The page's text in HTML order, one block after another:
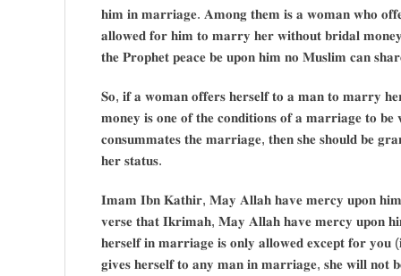
𝐡𝐢𝐦 𝐢𝐧 𝐦𝐚𝐫𝐫𝐢𝐚𝐠𝐞. 𝐀𝐦𝐨𝐧𝐠 𝐭𝐡𝐞𝐦 𝐢𝐬 𝐚 𝐰𝐨𝐦𝐚𝐧 𝐰𝐡𝐨
𝐚𝐥𝐥𝐨𝐰𝐞𝐝 𝐟𝐨𝐫 𝐡𝐢𝐦 𝐭𝐨 𝐦𝐚𝐫𝐫𝐲 𝐡𝐞𝐫 𝐰𝐢𝐭𝐡𝐨𝐮𝐭 𝐛𝐫𝐢𝐝𝐚𝐥
𝐭𝐡𝐞 𝐏𝐫𝐨𝐩𝐡𝐞𝐭 𝐩𝐞𝐚𝐜𝐞 𝐛𝐞 𝐮𝐩𝐨𝐧 𝐡𝐢𝐦 𝐧𝐨 𝐌𝐮𝐬𝐥𝐢𝐦 𝐜𝐚𝐧
𝐒𝐨, 𝐢𝐟 𝐚 𝐰𝐨𝐦𝐚𝐧 𝐨𝐟𝐟𝐞𝐫𝐬 𝐡𝐞𝐫𝐬𝐞𝐥𝐟 𝐭𝐨 𝐚 𝐦𝐚𝐧 𝐭𝐨 𝐦𝐚𝐫𝐫𝐲 𝐡𝐞𝐫
𝐦𝐨𝐧𝐞𝐲 𝐢𝐬 𝐨𝐧𝐞 𝐨𝐟 𝐭𝐡𝐞 𝐜𝐨𝐧𝐝𝐢𝐭𝐢𝐨𝐧𝐬 𝐨𝐟 𝐚 𝐦𝐚𝐫𝐫𝐢𝐚𝐠𝐞 𝐭𝐨
𝐜𝐨𝐧𝐬𝐮𝐦𝐦𝐚𝐭𝐞𝐬 𝐭𝐡𝐞 𝐦𝐚𝐫𝐫𝐢𝐚𝐠𝐞, 𝐭𝐡𝐞𝐧 𝐬𝐡𝐞 𝐬𝐡𝐨𝐮𝐥𝐝 𝐛𝐞
𝐡𝐞𝐫 𝐬𝐭𝐚𝐭𝐮𝐬.
𝐈𝐦𝐚𝐦 𝐈𝐛𝐧 𝐊𝐚𝐭𝐡𝐢𝐫, 𝐌𝐚𝐲 𝐀𝐥𝐥𝐚𝐡 𝐡𝐚𝐯𝐞 𝐦𝐞𝐫𝐜𝐲 𝐮𝐩𝐨𝐧 𝐡𝐢𝐦,
𝐯𝐞𝐫𝐬𝐞 𝐭𝐡𝐚𝐭 𝐈𝐤𝐫𝐢𝐦𝐚𝐡, 𝐌𝐚𝐲 𝐀𝐥𝐥𝐚𝐡 𝐡𝐚𝐯𝐞 𝐦𝐞𝐫𝐜𝐲 𝐮𝐩𝐨𝐧
𝐡𝐞𝐫𝐬𝐞𝐥𝐟 𝐢𝐧 𝐦𝐚𝐫𝐫𝐢𝐚𝐠𝐞 𝐢𝐬 𝐨𝐧𝐥𝐲 𝐚𝐥𝐥𝐨𝐰𝐞𝐝 𝐞𝐱𝐜𝐞𝐩𝐭 𝐟𝐨𝐫
𝐠𝐢𝐯𝐞𝐬 𝐡𝐞𝐫𝐬𝐞𝐥𝐟 𝐭𝐨 𝐚𝐧𝐲 𝐦𝐚𝐧 𝐢𝐧 𝐦𝐚𝐫𝐫𝐢𝐚𝐠𝐞, 𝐬𝐡𝐞 𝐰𝐢𝐥𝐥 𝐧𝐨𝐭